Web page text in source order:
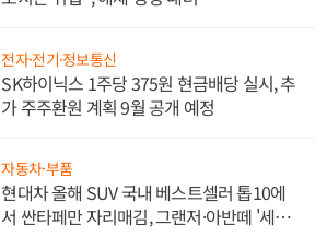
전자·전기·정보통신
SK하이닉스 1주당 375원 현금배당 실시, 추
가 주주환원 계획 9월 공개 예정
자동차·부품
현대차 올해 SUV 국내 베스트셀러 톱10에
서 싼타페만 자리매김, 그랜저·아반떼 '세단